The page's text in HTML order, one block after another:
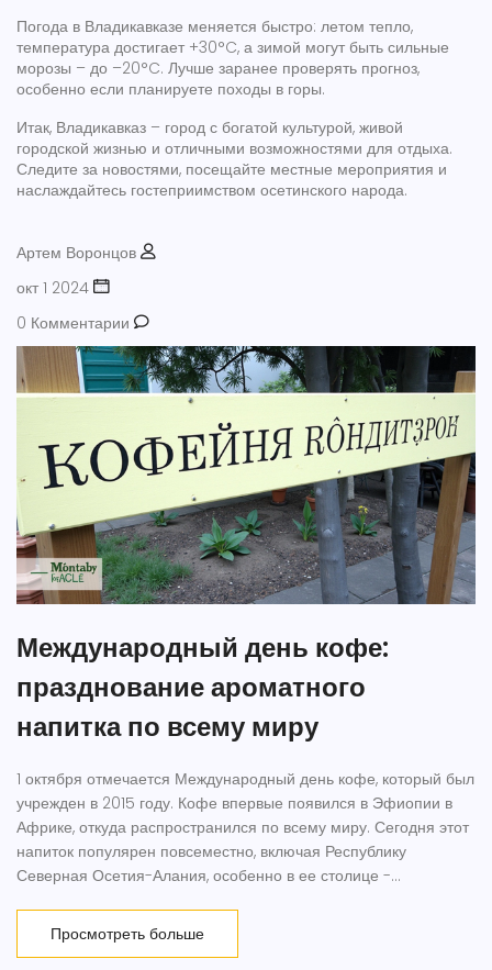
Погода в Владикавказе меняется быстро: летом тепло,
температура достигает +30°C, а зимой могут быть сильные
морозы – до –20°C. Лучше заранее проверять прогноз,
особенно если планируете походы в горы.
Итак, Владикавказ – город с богатой культурой, живой
городской жизнью и отличными возможностями для отдыха.
Следите за новостями, посещайте местные мероприятия и
наслаждайтесь гостеприимством осетинского народа.
Артем Воронцов
окт 1 2024
0 Комментарии
Международный день кофе:
празднование ароматного
напитка по всему миру
1 октября отмечается Международный день кофе, который был
учрежден в 2015 году. Кофе впервые появился в Эфиопии в
Африке, откуда распространился по всему миру. Сегодня этот
напиток популярен повсеместно, включая Республику
Северная Осетия-Алания, особенно в ее столице -
Просмотреть больше